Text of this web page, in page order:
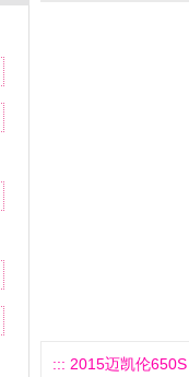
::: 2015迈凯伦